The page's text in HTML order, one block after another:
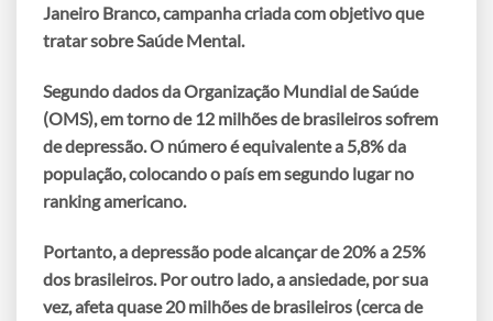
Janeiro Branco, campanha criada com objetivo que
tratar sobre Saúde Mental.
Segundo dados da Organização Mundial de Saúde
(OMS), em torno de 12 milhões de brasileiros sofrem
de depressão. O número é equivalente a 5,8% da
população, colocando o país em segundo lugar no
ranking americano.
Portanto, a depressão pode alcançar de 20% a 25%
dos brasileiros. Por outro lado, a ansiedade, por sua
vez, afeta quase 20 milhões de brasileiros (cerca de